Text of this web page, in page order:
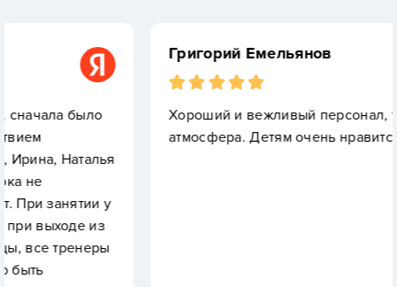
у
из
Григорий Емельянов
Хороший и вежливый персонал, уютная
атмосфера. Детям очень нравится. Спасибо!